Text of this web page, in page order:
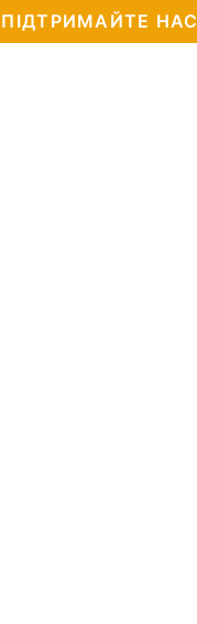
ПІДТРИМАЙТЕ НАС